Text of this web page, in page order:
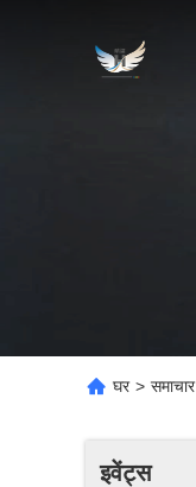
घर > समाचार
इवेंट्स